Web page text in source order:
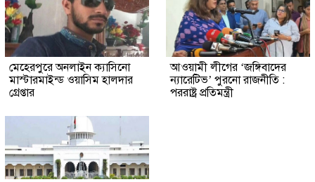
মেহেরপুরে অনলাইন ক্যাসিনো
মাস্টারমাইন্ড ওয়াসিম হালদার
গ্রেপ্তার
আওয়ামী লীগের ‘জঙ্গিবাদের
ন্যারেটিভ’ পুরনো রাজনীতি :
পররাষ্ট্র প্রতিমন্ত্রী